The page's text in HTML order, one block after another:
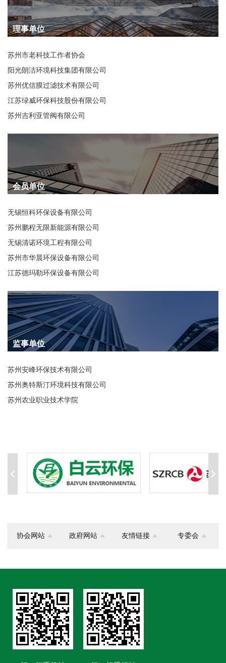
理事单位
苏州市老科技工作者协会
阳光朗洁环境科技集团有限公司
苏州优信膜过滤技术有限公司
江苏绿威环保科技股份有限公司
苏州吉利亚管阀有限公司
会员单位
无锡恒科环保设备有限公司
苏州鹏程无限新能源有限公司
无锡清诺环境工程有限公司
苏州市华晨环保设备有限公司
江苏德玛勒环保设备有限公司
监事单位
苏州安峰环保技术有限公司
苏州奥特斯汀环境科技有限公司
苏州农业职业技术学院
协会网站 政府网站 友情链接 专委会